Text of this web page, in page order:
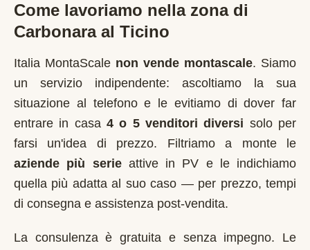
Come lavoriamo nella zona di
Carbonara al Ticino
Italia MontaScale non vende montascale. Siamo
un servizio indipendente: ascoltiamo la sua
situazione al telefono e le evitiamo di dover far
entrare in casa 4 o 5 venditori diversi solo per
farsi un'idea di prezzo. Filtriamo a monte le
aziende più serieattive in PV e le indichiamo
quella più adatta al suo caso — per prezzo, tempi
di consegna e assistenza post-vendita.
La consulenza è gratuita e senza impegno. Le